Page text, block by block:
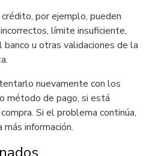
por ejemplo, pueden
límite insuficiente,
u otras validaciones de la
nuevamente con los
método de pago, si está
Si el problema continúa,
más información.